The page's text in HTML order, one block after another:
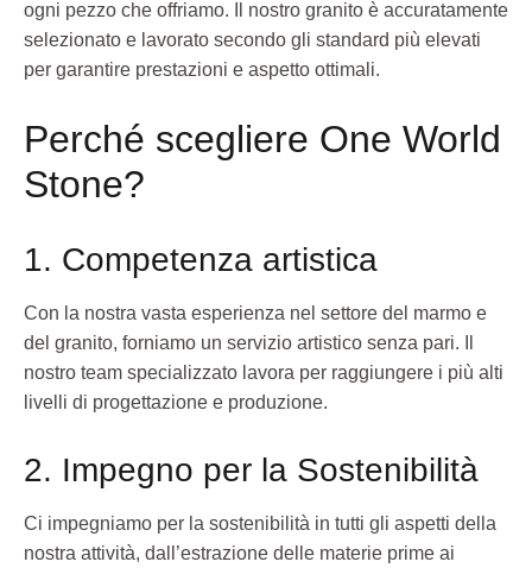
ogni pezzo che offriamo. Il nostro granito è accuratamente
selezionato e lavorato secondo gli standard più elevati
per garantire prestazioni e aspetto ottimali.
Perché scegliere One World
Stone?
1. Competenza artistica
Con la nostra vasta esperienza nel settore del marmo e
del granito, forniamo un servizio artistico senza pari. Il
nostro team specializzato lavora per raggiungere i più alti
livelli di progettazione e produzione.
2. Impegno per la Sostenibilità
Ci impegniamo per la sostenibilità in tutti gli aspetti della
nostra attività, dall’estrazione delle materie prime ai